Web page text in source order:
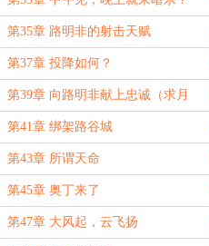
第35章 路明非的射击天赋
第37章 投降如何？
第39章 向路明非献上忠诚（求月
票）
第41章 绑架路谷城
第43章 所谓天命
第45章 奥丁来了
第47章 大风起，云飞扬